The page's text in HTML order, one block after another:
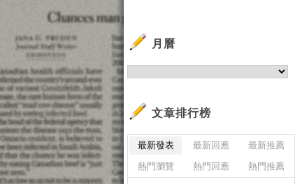
月曆
文章排行榜
最新發表 最新回應
最新推薦
熱門瀏覽
熱門回應 熱門推薦